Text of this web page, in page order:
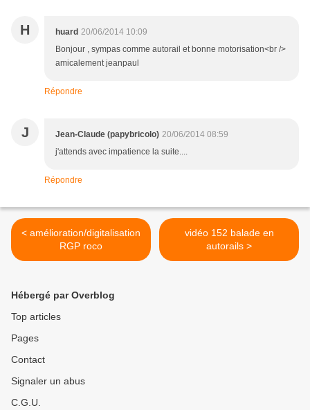
H huard 20/06/2014 10:09
Bonjour , sympas comme autorail et bonne motorisation<br />
amicalement jeanpaul
Répondre
J Jean-Claude (papybricolo) 20/06/2014 08:59
j'attends avec impatience la suite....
Répondre
< amélioration/digitalisation
RGP roco
vidéo 152 balade en
autorails >
Hébergé par Overblog
Top articles
Pages
Contact
Signaler un abus
C.G.U.